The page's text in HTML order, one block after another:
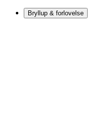
Bryllup & forlovelse